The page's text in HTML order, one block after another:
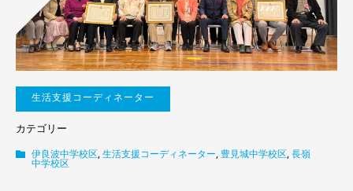
生活支援コーディネーター
カテゴリー
伊良波中学校区,生活支援コーディネーター, 豊見城中学校区,長嶺
中学校区